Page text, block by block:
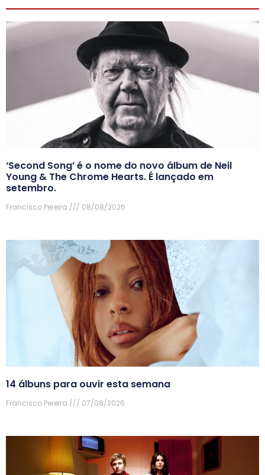
‘Second Song’ é o nome do novo álbum de Neil
Young & The Chrome Hearts. É lançado em
setembro.
Francisco Pereira 08/08/2026
14 álbuns para ouvir esta semana
Francisco Pereira 07/08/2026